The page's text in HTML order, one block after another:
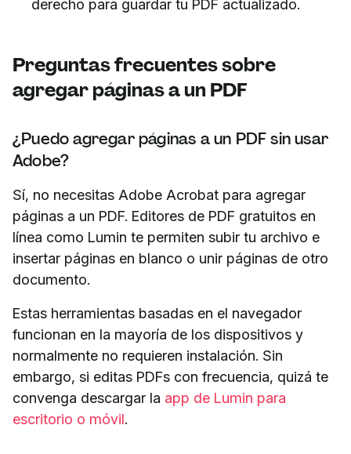
derecho para guardar tu PDF actualizado.
Preguntas frecuentes sobre
agregar páginas a un PDF
¿Puedo agregar páginas a un PDF sin usar
Adobe?
Sí, no necesitas Adobe Acrobat para agregar
páginas a un PDF. Editores de PDF gratuitos en
línea como Lumin te permiten subir tu archivo e
insertar páginas en blanco o unir páginas de otro
documento.
Estas herramientas basadas en el navegador
funcionan en la mayoría de los dispositivos y
normalmente no requieren instalación. Sin
embargo, si editas PDFs con frecuencia, quizá te
convenga descargar la app de Lumin para
escritorio o móvil.